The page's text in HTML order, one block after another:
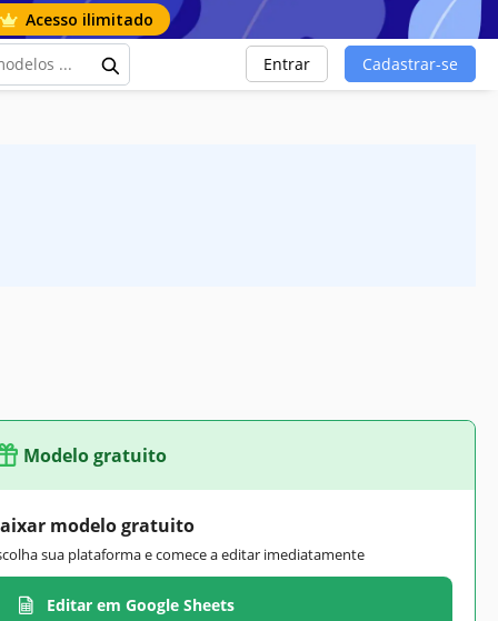
Acesso ilimitado
Entrar Cadastrar-se
Modelo gratuito
modelo gratuito
sua plataforma e comece a editar imediatamente
Editar em Google Sheets